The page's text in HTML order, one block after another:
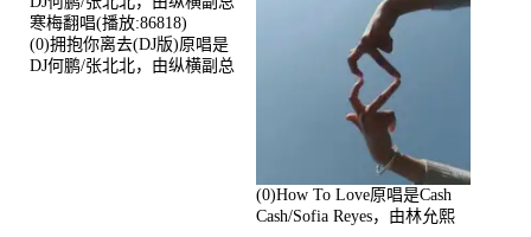
(0)拥抱你离去(DJ版)原唱是
DJ何鹏/张北北，由纵横副总
(0)How To Love原唱是Cash
Cash/Sofia Reyes，由林允熙